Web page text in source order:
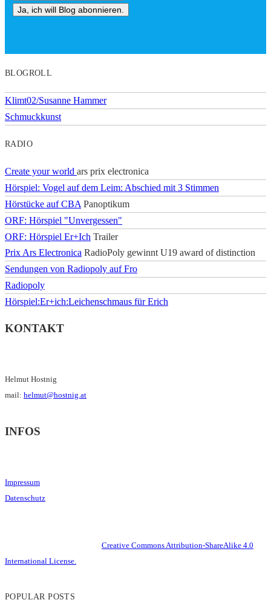
BLOGROLL
Klimt02/Susanne Hammer
Schmuckkunst
RADIO
Create your world ars prix electronica
Hörspiel: Vogel auf dem Leim: Abschied mit 3 Stimmen
Hörstücke auf CBA Panoptikum
ORF: Hörspiel "Unvergessen"
ORF: Hörspiel Er+Ich Trailer
Prix Ars Electronica RadioPoly gewinnt U19 award of distinction
Sendungen von Radiopoly auf Fro
Radiopoly
Hörspiel:Er+ich:Leichenschmaus für Erich
KONTAKT
Helmut Hostnig
mail: helmut@hostnig.at
INFOS
Impressum
Datenschutz
Creative Commons Attribution-ShareAlike 4.0
International License.
POPULAR POSTS